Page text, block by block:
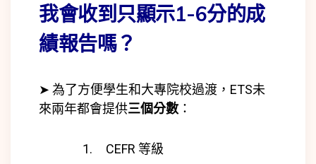
我會收到只顯示1-6分的成
績報告嗎？
➤ 為了方便學生和大專院校過渡，ETS未
來兩年都會提供三個分數 ：
CEFR 等級